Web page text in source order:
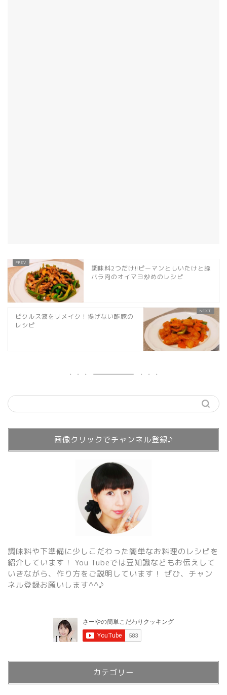
調味料2つだけ!!ピーマンとしいたけと豚
バラ肉のオイマヨ炒めのレシピ
ピクルス液をリメイク！揚げない酢豚の
レシピ
画像クリックでチャンネル登録♪
調味料や下準備に少しこだわった簡単なお料理のレシピを
紹介しています！ You Tubeでは豆知識などもお伝えして
いきながら、作り方をご説明しています！ ぜひ、チャン
ネル登録お願いします^^♪
カテゴリー